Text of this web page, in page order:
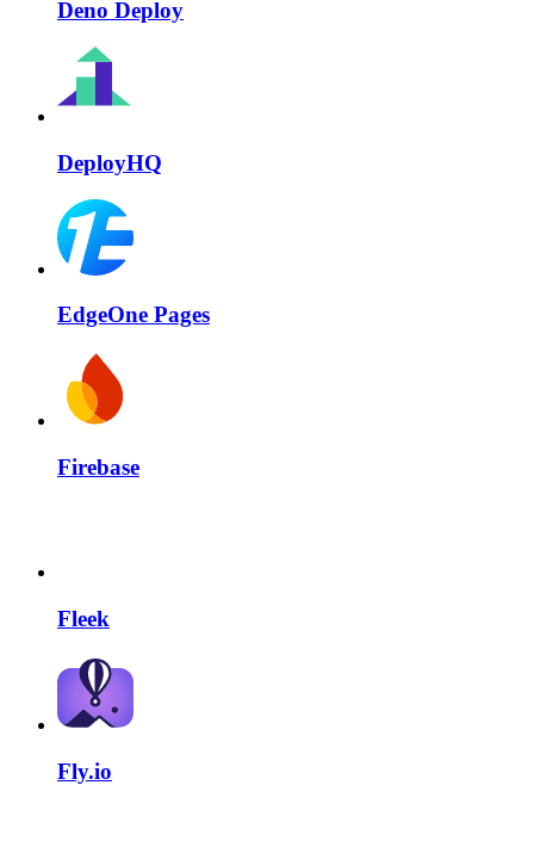
Deno Deploy
DeployHQ
EdgeOne Pages
Firebase
Fleek
Fly.io